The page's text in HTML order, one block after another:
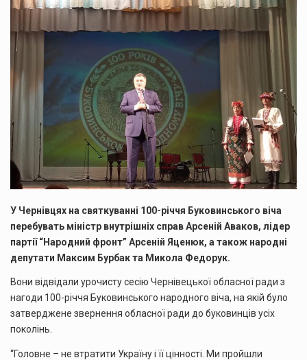
У Чернівцях на святкуванні 100-річчя Буковинського віча
перебувать міністр внутрішніх справ Арсеній Аваков, лідер
партії “Народний фронт” Арсеній Яценюк, а також народні
депутати Максим Бурбак та Микола Федорук.
Вони відвідали урочисту сесію Чернівецької обласної ради з
нагоди 100-річчя Буковинського народного віча, на якій було
затверджене звернення обласної ради до буковинців усіх
поколінь.
“Головне – не втратити Україну і її цінності. Ми пройшли